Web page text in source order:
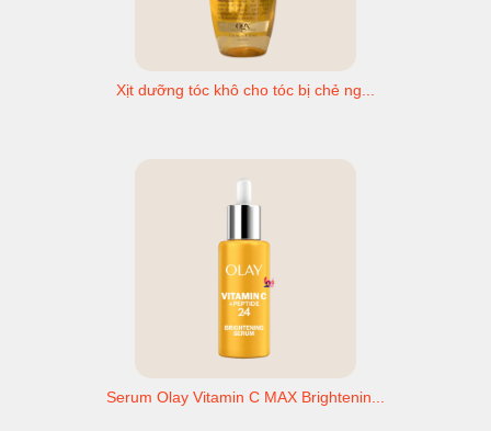
Xịt dưỡng tóc khô cho tóc bị chẻ ng...
Serum Olay Vitamin C MAX Brightenin...